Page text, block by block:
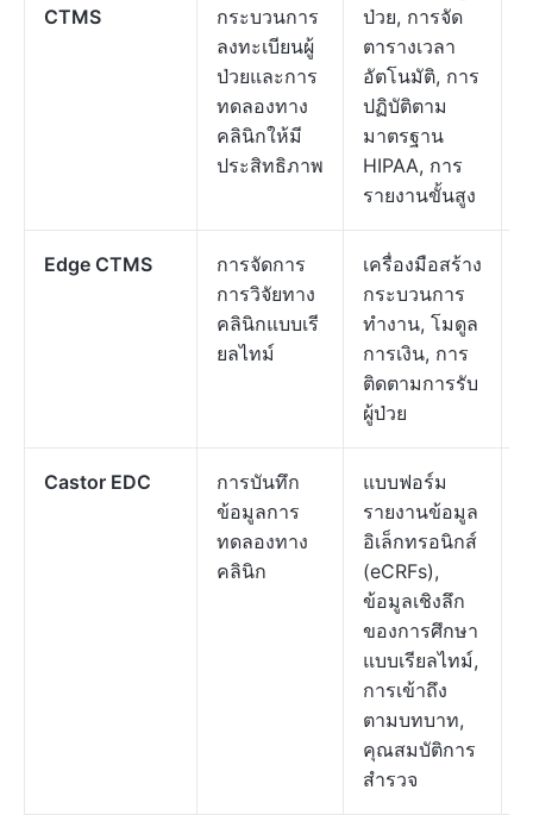
CTMS
กระบวนการ
ลงทะเบียนผู้
ป่วยและการ
ทดลองทาง
คลินิกให้มี
ประสิทธิภาพ
ป่วย, การจัด
ตารางเวลา
อัตโนมัติ, การ
ปฏิบัติตาม
มาตรฐาน
HIPAA, การ
รายงานขั้นสูง
Edge CTMS
การจัดการ
การวิจัยทาง
คลินิกแบบเรี
ยลไทม์
เครื่องมือสร้าง
กระบวนการ
ทำงาน, โมดูล
การเงิน, การ
ติดตามการรับ
ผู้ป่วย
Castor EDC
การบันทึก
ข้อมูลการ
ทดลองทาง
คลินิก
แบบฟอร์ม
รายงานข้อมูล
อิเล็กทรอนิกส์
(eCRFs),
ข้อมูลเชิงลึก
ของการศึกษา
แบบเรียลไทม์,
การเข้าถึง
ตามบทบาท,
คุณสมบัติการ
สำรวจ